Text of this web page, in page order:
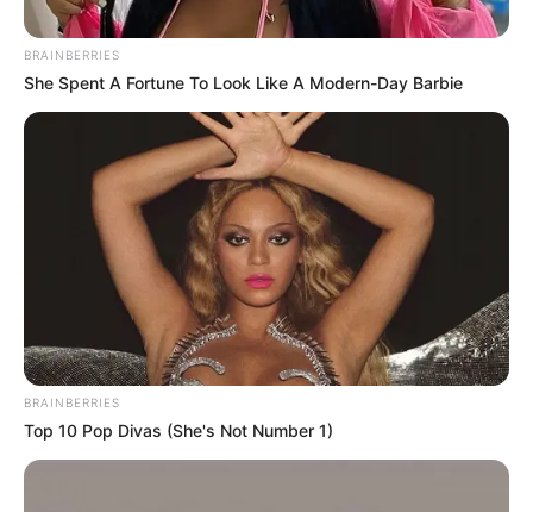
BRAINBERRIES
She Spent A Fortune To Look Like A Modern-Day Barbie
BRAINBERRIES
Top 10 Pop Divas (She's Not Number 1)